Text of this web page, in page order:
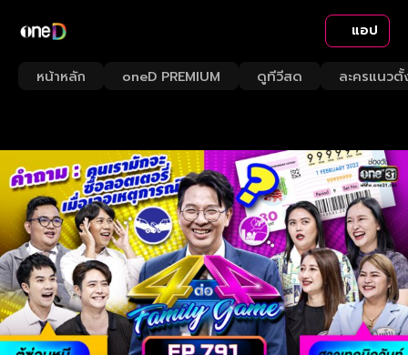
แอป
หน้าหลัก oneD PREMIUM ดูทีวีสด ละครแนวตั้